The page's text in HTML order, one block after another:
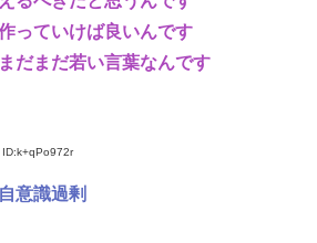
っていけば良いんです
だまだ若い言葉なんです
ID:k+qPo972r
意識過剰